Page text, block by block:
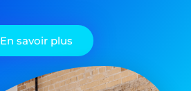
En savoir plus